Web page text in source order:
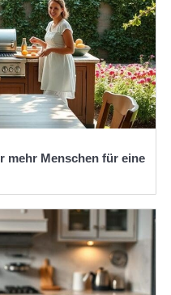
mehr Menschen für eine